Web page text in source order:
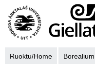
Ruoktu/Home Borealium